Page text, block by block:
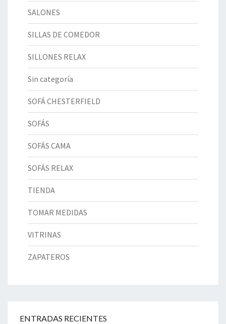
SALONES
SILLAS DE COMEDOR
SILLONES RELAX
Sin categoría
SOFÁ CHESTERFIELD
SOFÁS
SOFÁS CAMA
SOFÁS RELAX
TIENDA
TOMAR MEDIDAS
VITRINAS
ZAPATEROS
ENTRADAS RECIENTES